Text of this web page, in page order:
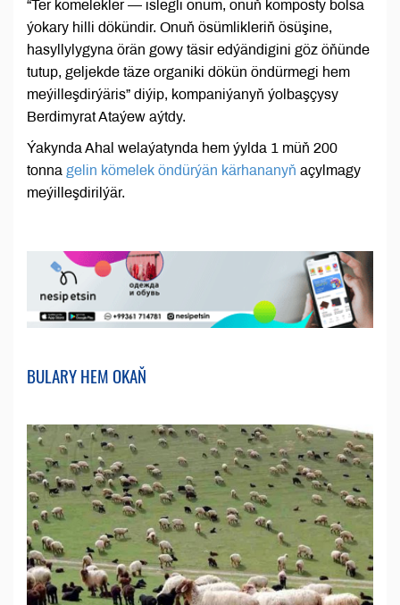
“Ter kömelekler — islegli önüm, onuň komposty bolsa
ýokary hilli dökündir. Onuň ösümlikleriň ösüşine,
hasyllylygyna örän gowy täsir edýändigini göz öňünde
tutup, geljekde täze organiki dökün öndürmegi hem
meýilleşdirýäris” diýip, kompaniýanyň ýolbaşçysy
Berdimyrat Ataýew aýtdy.
Ýakynda Ahal welaýatynda hem ýylda 1 müň 200
tonna gelin kömelek öndürýän kärhananyň açylmagy
meýilleşdirilýär.
BULARY HEM OKAŇ